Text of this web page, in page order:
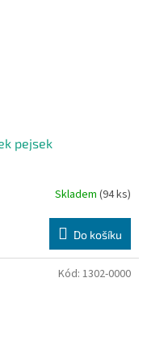
pejsek
Skladem (94 ks)
Do košíku
Kód: 1302-0000